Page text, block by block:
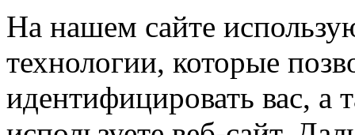
На нашем сайте
технологии, которые
идентифицировать вас, а